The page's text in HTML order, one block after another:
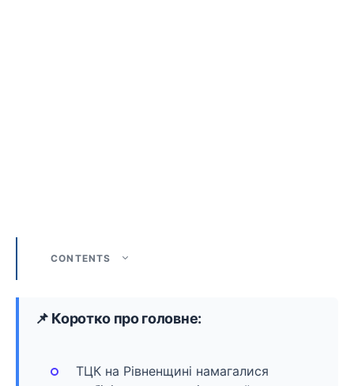
CONTENTS
📌 Коротко про головне:
ТЦК на Рівненщині намагалися